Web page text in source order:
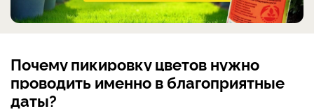
Почему пикировку цветов нужно
проводить именно в благоприятные
даты?